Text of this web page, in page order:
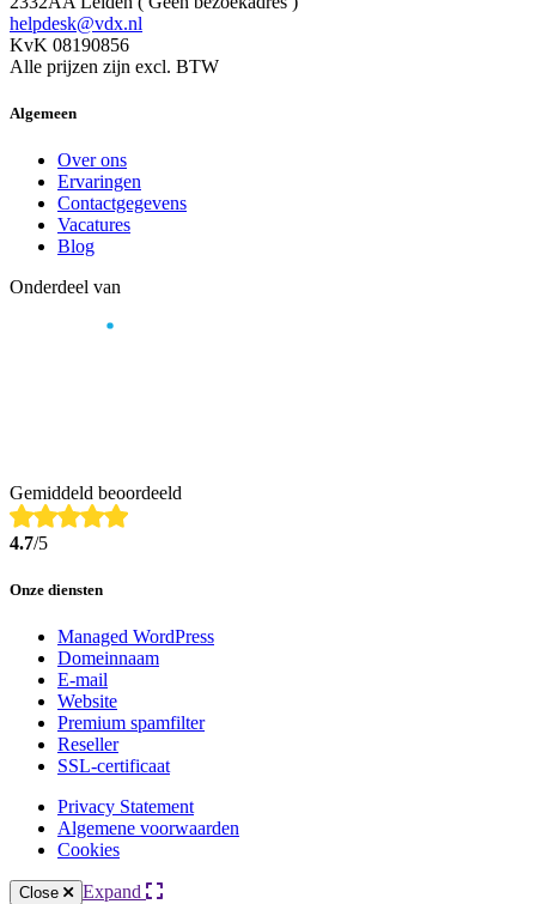
helpdesk@vdx.nl
KvK 08190856
Alle prijzen zijn excl. BTW
Algemeen
Over ons
Ervaringen
Contactgegevens
Vacatures
Blog
Onderdeel van
Gemiddeld beoordeeld
4.7/5
Onze diensten
Managed WordPress
Domeinnaam
E-mail
Website
Premium spamfilter
Reseller
SSL-certificaat
Privacy Statement
Algemene voorwaarden
Cookies
Close Expand